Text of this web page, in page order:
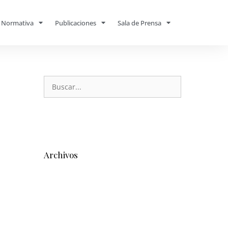
Normativa Publicaciones Sala de Prensa
Archivos